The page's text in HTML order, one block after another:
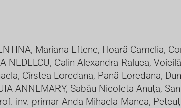
Mariana Eftene, Hoară Camelia,
NEDELCU, Calin Alexandra Raluca,
Cîrstea Loredana, Pană Loredana,
ANNEMARY, Sabău Nicoleta Anuța,
inv. primar Anda Mihaela Manea,